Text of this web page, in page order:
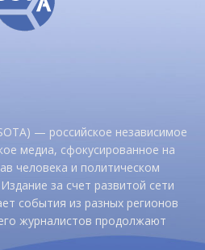
— российское независимое
медиа, сфокусированное на
человека и политическом
за счет развитой сети
события из разных регионов
журналистов продолжают